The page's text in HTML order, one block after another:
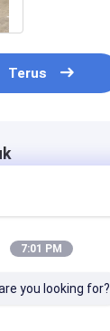
Terus
7:01 PM
you looking for?